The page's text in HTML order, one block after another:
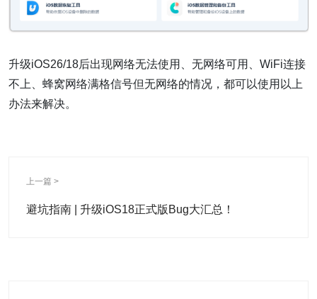
升级iOS26/18后出现网络无法使用、无网络可用、WiFi连接
不上、蜂窝网络满格信号但无网络的情况，都可以使用以上
办法来解决。
上一篇 >
避坑指南 | 升级iOS18正式版Bug大汇总！